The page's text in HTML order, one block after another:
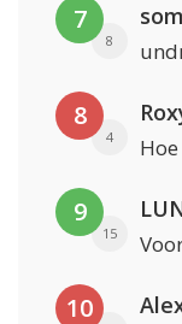
7
8
8
4
9
15
10